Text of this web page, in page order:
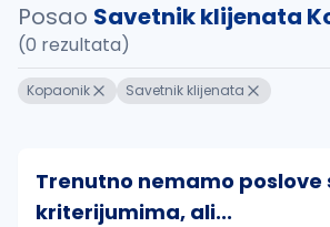
Posao Savetnik klijenata
(0 rezultata)
Kopaonik Savetnik klijenata
Trenutno nemamo poslove
kriterijumima, ali...